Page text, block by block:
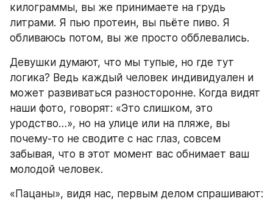
килограммы, вы же принимаете на грудь
литрами. Я пью протеин, вы пьёте пиво. Я
обливаюсь потом, вы же просто обблевались.
Девушки думают, что мы тупые, но где тут
логика? Ведь каждый человек индивидуален и
может развиваться разносторонне. Когда видят
наши фото, говорят: «Это слишком, это
уродство…», но на улице или на пляже, вы
почему-то не сводите с нас глаз, совсем
забывая, что в этот момент вас обнимает ваш
молодой человек.
«Пацаны», видя нас, первым делом спрашивают: